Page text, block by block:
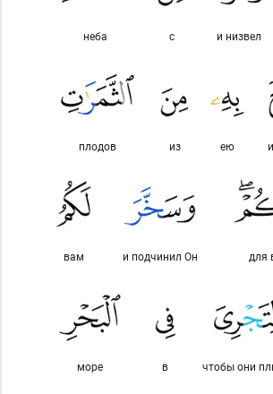
и низвел
с
неба
ею
из
плодов
для
и подчинил Он
вам
чтобы они
в
море